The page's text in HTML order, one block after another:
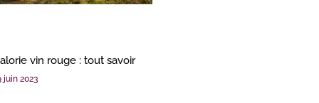
vin rouge : tout savoir
juin 2023